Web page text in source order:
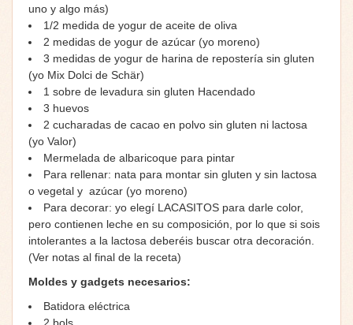
uno y algo más)
1/2 medida de yogur de aceite de oliva
2 medidas de yogur de azúcar (yo moreno)
3 medidas de yogur de harina de repostería sin gluten
(yo Mix Dolci de Schär)
1 sobre de levadura sin gluten Hacendado
3 huevos
2 cucharadas de cacao en polvo sin gluten ni lactosa
(yo Valor)
Mermelada de albaricoque para pintar
Para rellenar: nata para montar sin gluten y sin lactosa
o vegetal y azúcar (yo moreno)
Para decorar: yo elegí LACASITOS para darle color,
pero contienen leche en su composición, por lo que si sois
intolerantes a la lactosa deberéis buscar otra decoración.
(Ver notas al final de la receta)
Moldes y gadgets necesarios:
Batidora eléctrica